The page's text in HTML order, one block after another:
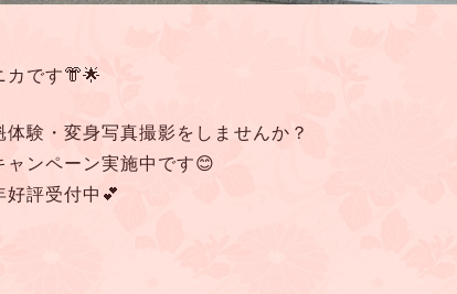
カです👘🌟
験・変身写真撮影をしませんか？
ンペーン実施中です😊
評受付中💕